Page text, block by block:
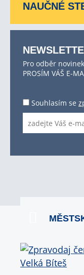
NAUČNÉ
Pro odběr
PROSÍM VÁŠ E-
Souhlasím se